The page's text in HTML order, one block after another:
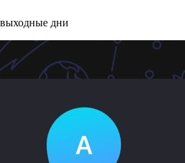
выходные дни